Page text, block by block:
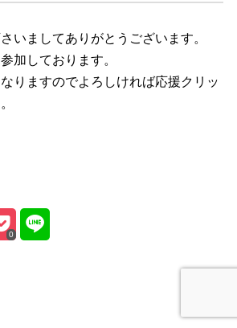
いましてありがとうございます。
加しております。
りますのでよろしければ応援クリッ
0